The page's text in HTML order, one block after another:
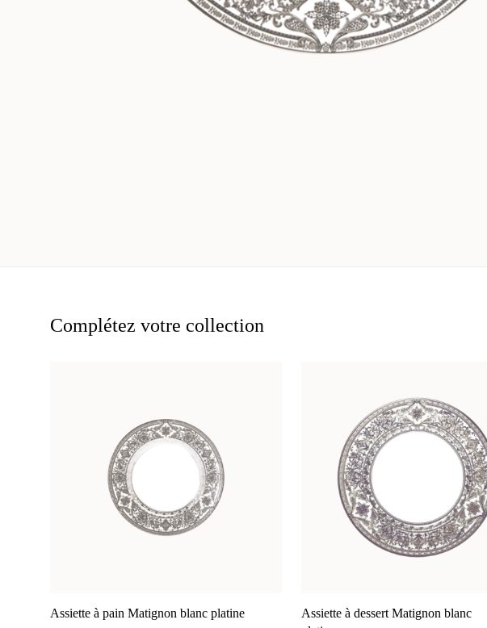
Complétez votre collection
Assiette à pain Matignon blanc platine
Assiette à dessert Matignon blanc